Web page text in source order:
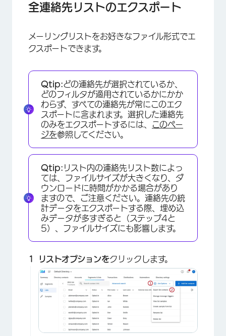
×
全連絡先リストのエクスポート
メーリングリストをお好きなファイル形式でエ
クスポートできます。
Qtip:どの連絡先が選択されているか、
どのフィルタが適用されているかにかか
わらず、すべての連絡先が常にこのエク
スポートに含まれます。選択した連絡先
のみをエクスポートするには、
このペー
ジを参照してください。
Qtip: リスト内の連絡先リスト数によっ
ては、ファイルサイズが大きくなり、ダ
ウンロードに時間がかかる場合があり
ますので、ご注意ください。連絡先の統
計データをエクスポートする際、埋め込
みデータが多すぎると（ステップ4と
5）、ファイルサイズにも影響します。
リストオプションをクリックします。